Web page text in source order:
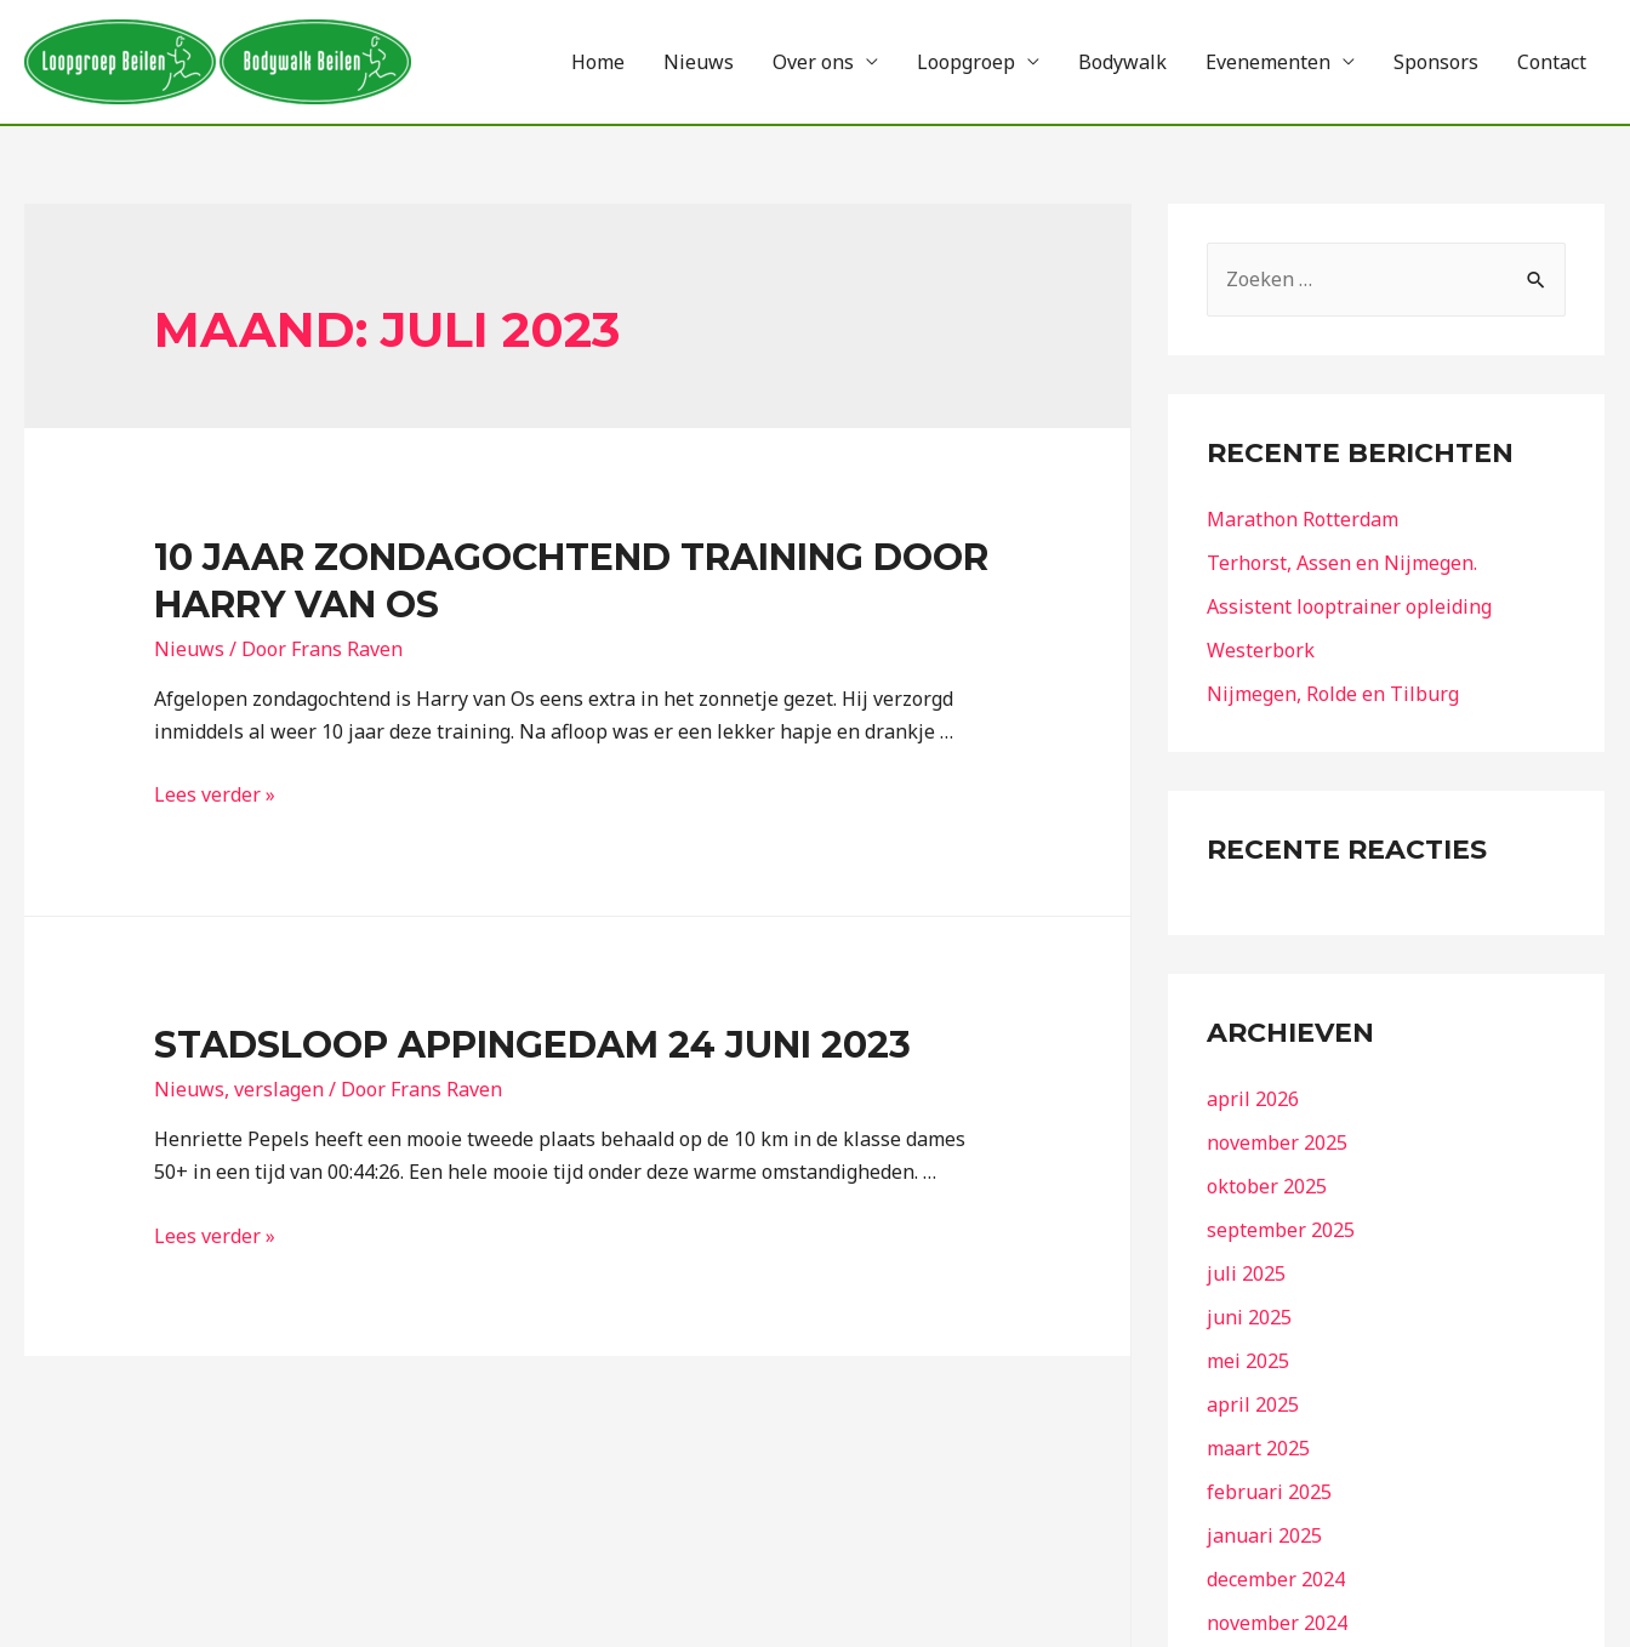
Home Nieuws Over ons Loopgroep Bodywalk Evenementen Sponsors Contact
MAAND:JULI 2023
10 JAAR ZONDAGOCHTEND TRAINING DOOR
HARRY VAN OS
Nieuws / Door Frans Raven
Afgelopen zondagochtend is Harry van Os eens extra in het zonnetje gezet. Hij verzorgd
inmiddels al weer 10 jaar deze training. Na afloop was er een lekker hapje en drankje …
Lees verder »
STADSLOOP APPINGEDAM 24 JUNI 2023
Nieuws, verslagen/ Door Frans Raven
Henriette Pepels heeft een mooie tweede plaats behaald op de 10 km in de klasse dames
50+ in een tijd van 00:44:26. Een hele mooie tijd onder deze warme omstandigheden. …
Lees verder »
RECENTE BERICHTEN
Marathon Rotterdam
Terhorst, Assen en Nijmegen.
Assistent looptrainer opleiding
Westerbork
Nijmegen, Rolde en Tilburg
RECENTE REACTIES
ARCHIEVEN
april 2026
november 2025
oktober 2025
september 2025
juli 2025
juni 2025
mei 2025
april 2025
maart 2025
februari 2025
januari 2025
december 2024
november 2024